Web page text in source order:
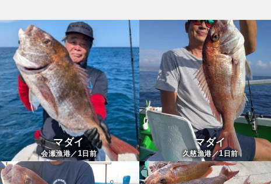
マダイ
会瀬漁港／1日前
マダイ
久慈漁港／1日前